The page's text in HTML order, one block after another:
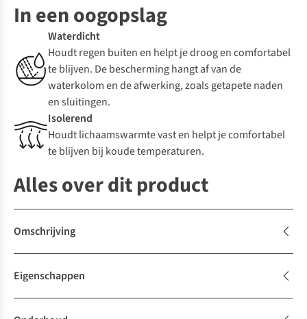
In een oogopslag
Waterdicht
Houdt regen buiten en helpt je droog en comfortabel
te blijven. De bescherming hangt af van de
waterkolom en de afwerking, zoals getapete naden
en sluitingen.
Isolerend
Houdt lichaamswarmte vast en helpt je comfortabel
te blijven bij koude temperaturen.
Alles over dit product
Omschrijving
Eigenschappen